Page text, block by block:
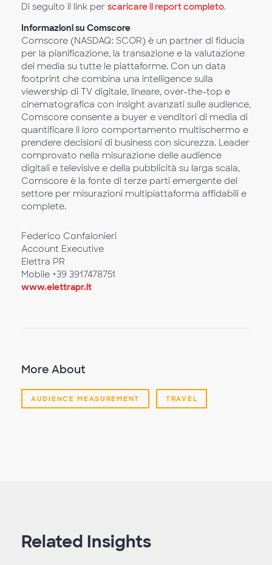
Di seguito il link per scaricare il report completo.
Informazioni su Comscore
Comscore (NASDAQ: SCOR) è un partner di fiducia
per la pianificazione, la transazione e la valutazione
dei media su tutte le piattaforme. Con un data
footprint che combina una intelligence sulla
viewership di TV digitale, lineare, over-the-top e
cinematografica con insight avanzati sulle audience,
Comscore consente a buyer e venditori di media di
quantificare il loro comportamento multischermo e
prendere decisioni di business con sicurezza. Leader
comprovato nella misurazione delle audience
digitali e televisive e della pubblicità su larga scala,
Comscore è la fonte di terze parti emergente del
settore per misurazioni multipiattaforma affidabili e
complete.
Federico Confalonieri
Account Executive
Elettra PR
Mobile +39 3917478751
www.elettrapr.it
More About
AUDIENCE MEASUREMENT TRAVEL
Related Insights